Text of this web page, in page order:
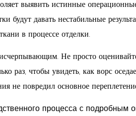
выявить истинные
будут давать нестабильные
в процессе отделки.
Не просто
раз, чтобы увидеть, как ворс
не повредил основное
процесса с подробным